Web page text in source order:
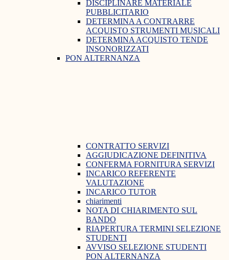
DISCIPLINARE MATERIALE
PUBBLICITARIO
DETERMINA A CONTRARRE
ACQUISTO STRUMENTI MUSICALI
DETERMINA ACQUISTO TENDE
INSONORIZZATI
PON ALTERNANZA
CONTRATTO SERVIZI
AGGIUDICAZIONE DEFINITIVA
CONFERMA FORNITURA SERVIZI
INCARICO REFERENTE
VALUTAZIONE
INCARICO TUTOR
chiarimenti
NOTA DI CHIARIMENTO SUL
BANDO
RIAPERTURA TERMINI SELEZIONE
STUDENTI
AVVISO SELEZIONE STUDENTI
PON ALTERNANZA